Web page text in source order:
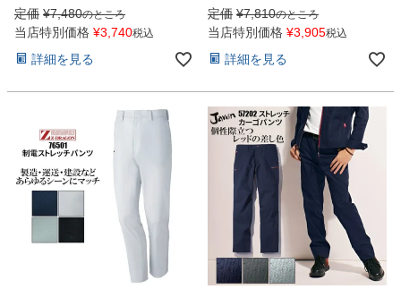
定価 ¥7,480のところ
当店特別価格 ¥3,740税込
詳細を見る
定価 ¥7,810のところ
当店特別価格 ¥3,905税込
詳細を見る